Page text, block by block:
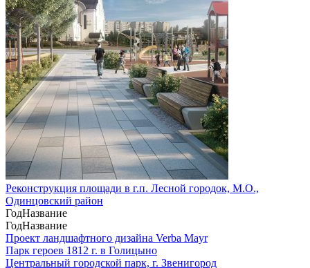
Реконструкция площади в г.п. Лесной городок, М.О.,
Одинцовский район
ГодНазвание
ГодНазвание
Проект ландшафтного дизайна Verba Mayr
Парк героев 1812 г. в Голицыно
Центральный городской парк, г. Звенигород